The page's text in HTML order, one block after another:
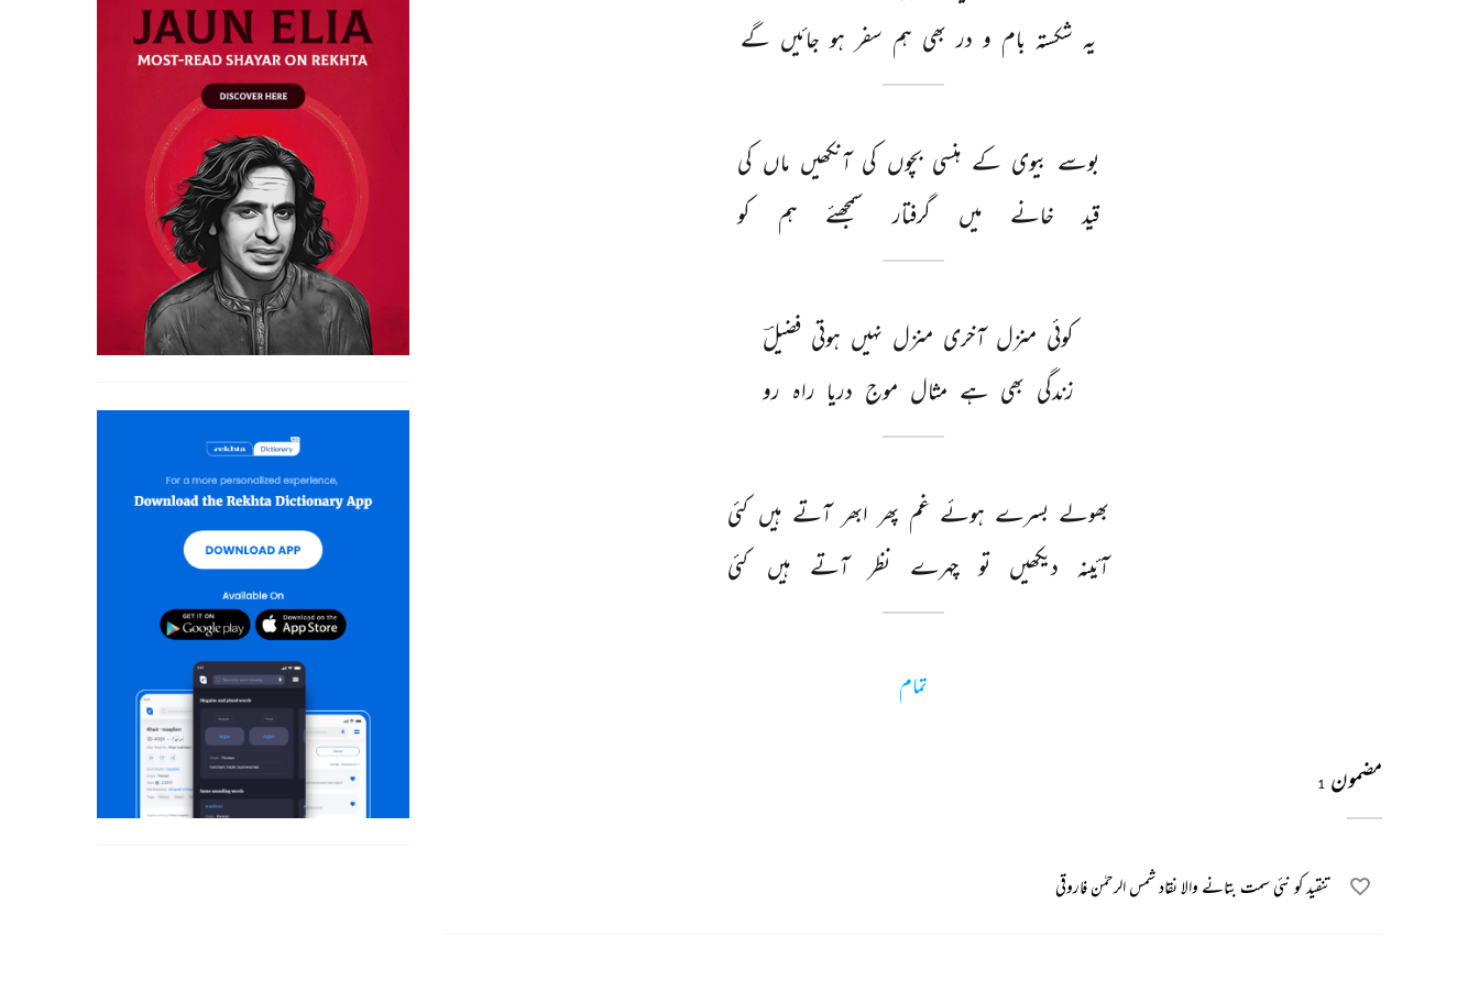
یہ شکستہ بام و در بھی ہم سفر ہو جائیں گے
بوسے بیوی کے ہنسی بچوں کی آنکھیں ماں کی
قید
خانے میں گرفتار سمجھئے ہم کو
کوئی منزل آخری منزل نہیں ہوتی فضیلؔ
زندگی بھی ہے مثال موج دریا راہ رو
بھولے بسرے ہوئے غم پھر ابھر آتے ہیں کئی
آئینہ
دیکھیں تو چہرے نظر آتے ہیں کئی
تمام
مضمون 1
تنقید کو نئی سمت بتانے والا نقاد شمس الرحمٰن فاروقی